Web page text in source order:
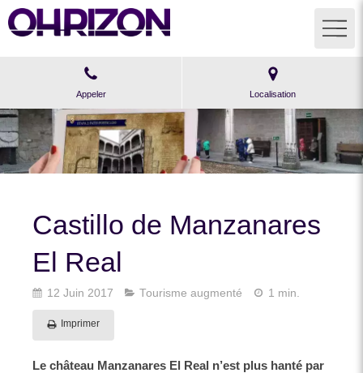
Appeler Localisation
Castillo de Manzanares
El Real
12 Juin 2017 Tourisme augmenté 1 min.
Imprimer
Le château Manzanares El Real n’est plus hanté par